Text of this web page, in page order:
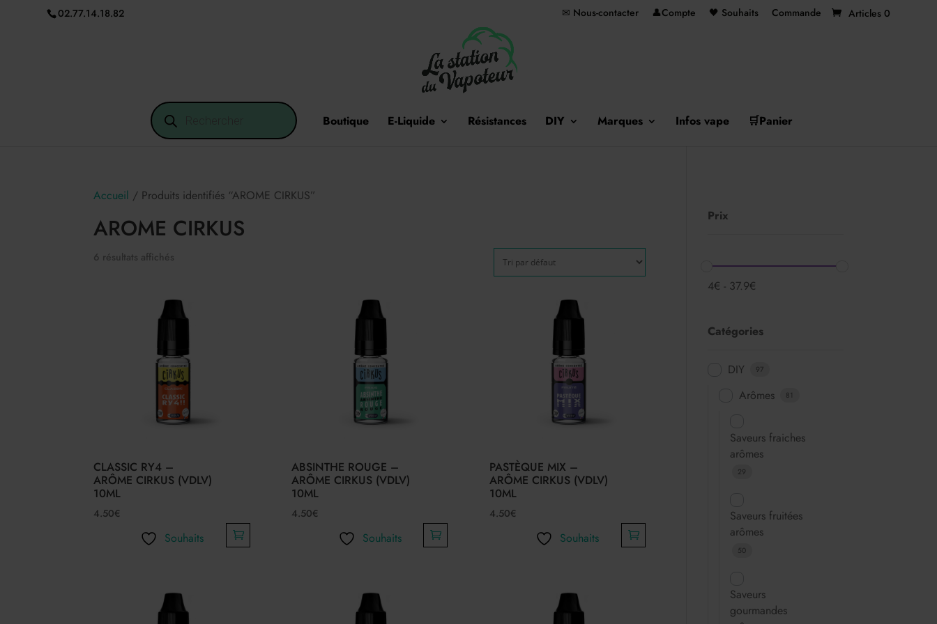
02.77.14.18.82 ✉ Nous-contacter 👤Compte 🖤 Souhaits Commande Articles 0
Recherche
de
produits Boutique E-Liquide Résistances DIY Marques Infos vape 🛒Panier
Accueil / Produits identifiés “AROME CIRKUS”
AROME CIRKUS
6 résultats affichés
CLASSIC RY4 –
ARÔME CIRKUS (VDLV)
10ML
4.50€
Souhaits
ABSINTHE ROUGE –
ARÔME CIRKUS (VDLV)
10ML
4.50€
Souhaits
PASTÈQUE MIX –
ARÔME CIRKUS (VDLV)
10ML
4.50€
Souhaits
Prix
4€ - 37.9€
Catégories
DIY 97
Arômes 81
Saveurs fraiches
arômes
29
Saveurs fruitées
arômes
50
Saveurs
gourmandes